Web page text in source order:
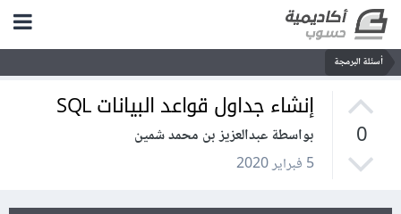
أسئلة البرمجة
0
إنشاء جداول قواعد البيانات SQL
بواسطة عبدالعزيز بن محمد شمين
5 فبراير 2020